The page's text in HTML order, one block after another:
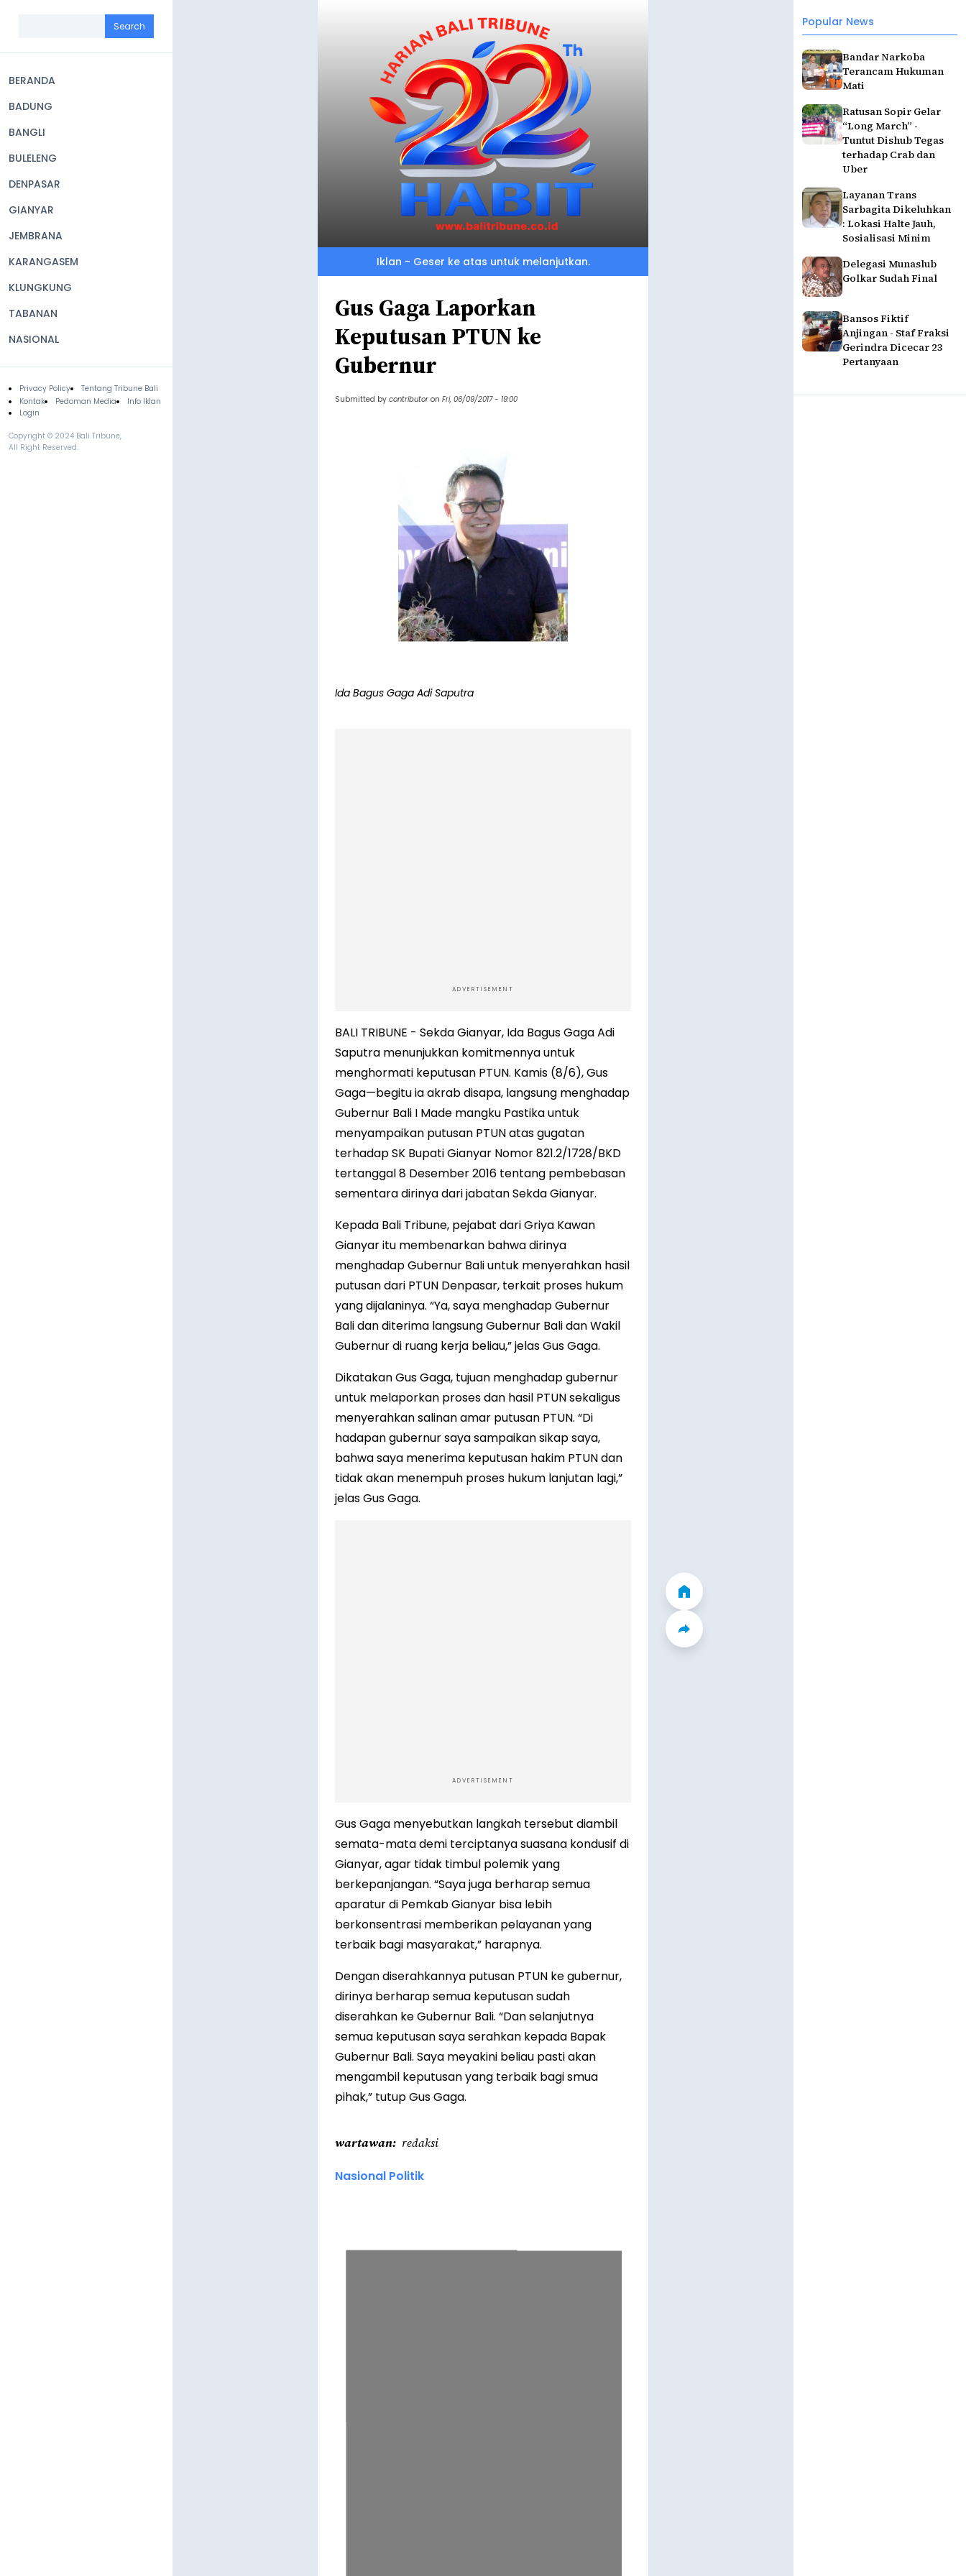
navigation
BERANDA
BADUNG
BANGLI
BULELENG
DENPASAR
GIANYAR
JEMBRANA
KARANGASEM
KLUNGKUNG
TABANAN
NASIONAL
Footer
Privacy Policy
Tentang Tribune Bali
Kontak
Pedoman Media
Info Iklan
Login
Copyright © 2024 Bali Tribune,
All Right Reserved.
Popular News
Bandar Narkoba
Terancam Hukuman
Mati
Ratusan Sopir Gelar
“Long March” -
Tuntut Dishub Tegas
terhadap Crab dan
Uber
Layanan Trans
Sarbagita Dikeluhkan
: Lokasi Halte Jauh,
Sosialisasi Minim
Delegasi Munaslub
Golkar Sudah Final
Bansos Fiktif
Anjingan - Staf Fraksi
Gerindra Dicecar 23
Pertanyaan
Iklan - Geser ke atas untuk melanjutkan.
Gus Gaga Laporkan
Keputusan PTUN ke
Gubernur
Submitted by contributor on Fri, 06/09/2017 - 19:00
Ida Bagus Gaga Adi Saputra
ADVERTISEMENT
BALI TRIBUNE - Sekda Gianyar, Ida Bagus Gaga Adi
Saputra menunjukkan komitmennya untuk
menghormati keputusan PTUN. Kamis (8/6), Gus
Gaga—begitu ia akrab disapa, langsung menghadap
Gubernur Bali I Made mangku Pastika untuk
menyampaikan putusan PTUN atas gugatan
terhadap SK Bupati Gianyar Nomor 821.2/1728/BKD
tertanggal 8 Desember 2016 tentang pembebasan
sementara dirinya dari jabatan Sekda Gianyar.
Kepada Bali Tribune, pejabat dari Griya Kawan
Gianyar itu membenarkan bahwa dirinya
menghadap Gubernur Bali untuk menyerahkan hasil
putusan dari PTUN Denpasar, terkait proses hukum
yang dijalaninya. “Ya, saya menghadap Gubernur
Bali dan diterima langsung Gubernur Bali dan Wakil
Gubernur di ruang kerja beliau,” jelas Gus Gaga.
Dikatakan Gus Gaga, tujuan menghadap gubernur
untuk melaporkan proses dan hasil PTUN sekaligus
menyerahkan salinan amar putusan PTUN. “Di
hadapan gubernur saya sampaikan sikap saya,
bahwa saya menerima keputusan hakim PTUN dan
tidak akan menempuh proses hukum lanjutan lagi,”
jelas Gus Gaga.
ADVERTISEMENT
Gus Gaga menyebutkan langkah tersebut diambil
semata-mata demi terciptanya suasana kondusif di
Gianyar, agar tidak timbul polemik yang
berkepanjangan. “Saya juga berharap semua
aparatur di Pemkab Gianyar bisa lebih
berkonsentrasi memberikan pelayanan yang
terbaik bagi masyarakat,” harapnya.
Dengan diserahkannya putusan PTUN ke gubernur,
dirinya berharap semua keputusan sudah
diserahkan ke Gubernur Bali. “Dan selanjutnya
semua keputusan saya serahkan kepada Bapak
Gubernur Bali. Saya meyakini beliau pasti akan
mengambil keputusan yang terbaik bagi smua
pihak,” tutup Gus Gaga.
wartawan redaksi
Nasional Politik